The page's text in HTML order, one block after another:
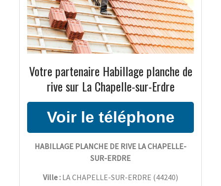
Votre partenaire Habillage planche de
rive sur La Chapelle-sur-Erdre
HABILLAGE PLANCHE DE RIVE LA CHAPELLE-
SUR-ERDRE
Ville : LA CHAPELLE-SUR-ERDRE (44240)